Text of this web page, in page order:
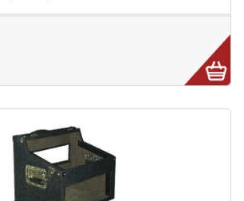
Enceintes Amplifiées Actives
Enceintes, Système Amplifiés
Enceintes Passives Sono